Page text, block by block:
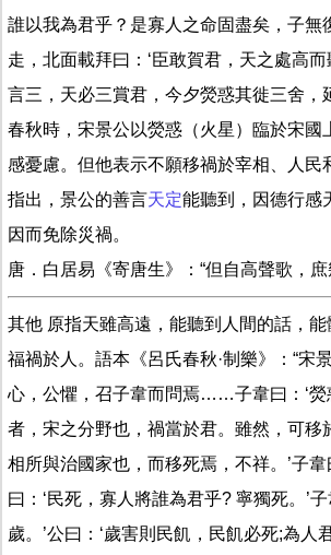
誰以我為君乎？是寡人之命固盡矣，子無
走，北面載拜曰：‘臣敢賀君，天之處高
言三，天必三賞君，今夕熒惑其徙三舍，
春秋時，宋景公以熒惑（火星）臨於宋國
感憂慮。但他表示不願移禍於宰相、人民
指出，景公的善言天定能聽到，因德行感
因而免除災禍。
唐．白居易《寄唐生》：“但自高聲歌，庶
其他 原指天雖高遠，能聽到人間的話，
福禍於人。語本《呂氏春秋·制樂》：“宋
心，公懼，召子韋而問焉……子韋曰：‘熒
者，宋之分野也，禍當於君。雖然，可移
相所與治國家也，而移死焉，不祥。’子韋
曰：‘民死，寡人將誰為君乎? 寧獨死。’
歲。’公曰：‘歲害則民飢，民飢必死;為人